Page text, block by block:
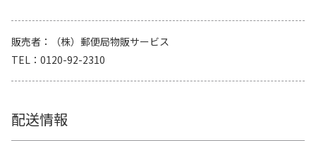
販売者
（株）郵便局物販サービス
TEL
0120-92-2310
配送情報